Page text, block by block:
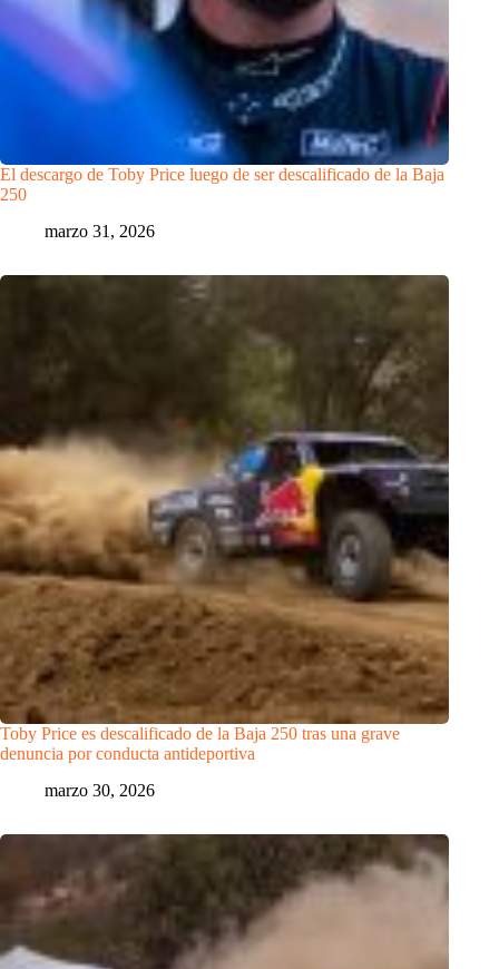
El descargo de Toby Price luego de ser descalificado de la Baja
250
marzo 31, 2026
Toby Price es descalificado de la Baja 250 tras una grave
denuncia por conducta antideportiva
marzo 30, 2026